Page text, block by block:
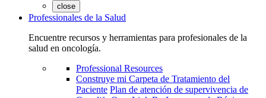
close
Professionales de la Salud
Encuentre recursos y herramientas para profesionales de la
salud en oncología.
Professional Resources
Construye mi Carpeta de Tratamiento del
Paciente Plan de atención de supervivencia de